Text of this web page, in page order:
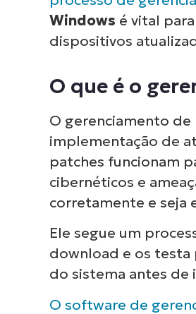
Windows é vital
dispositivos
O que é o
O gerenciamento
implementação de
patches funcionam
cibernéticos e
corretamente e seja
Ele segue um
download e os testa
do sistema antes
O software de